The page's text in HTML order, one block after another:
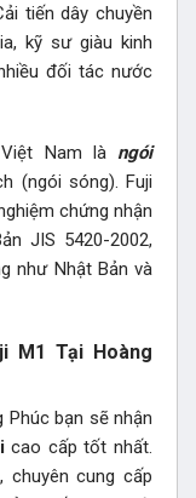
tiến dây chuyền
kỹ sư giàu kinh
đối tác nước
Nam là ngói
(ngói sóng). Fuji
chứng nhận
JIS 5420-2002,
như Nhật Bản và
M1 Tại Hoàng
Phúc bạn sẽ nhận
cao cấp tốt nhất.
chuyên cung cấp